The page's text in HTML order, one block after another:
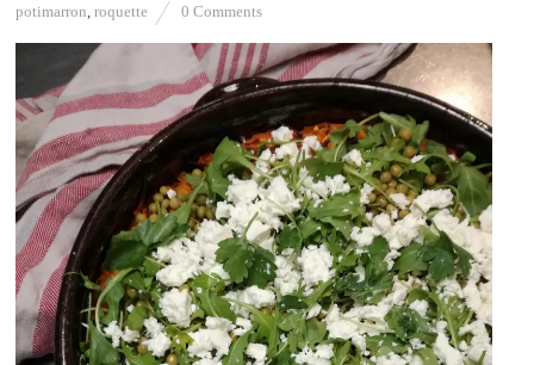
potimarron ,roquette 0 Comments